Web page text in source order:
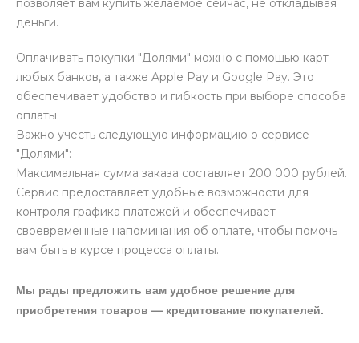
позволяет вам купить желаемое сейчас, не откладывая
деньги.
Оплачивать покупки "Долями" можно с помощью карт
любых банков, а также Apple Pay и Google Pay. Это
обеспечивает удобство и гибкость при выборе способа
оплаты.
Важно учесть следующую информацию о сервисе
"Долями":
Максимальная сумма заказа составляет 200 000 рублей.
Сервис предоставляет удобные возможности для
контроля графика платежей и обеспечивает
своевременные напоминания об оплате, чтобы помочь
вам быть в курсе процесса оплаты.
Мы рады предложить вам удобное решение для
приобретения товаров — кредитование покупателей.